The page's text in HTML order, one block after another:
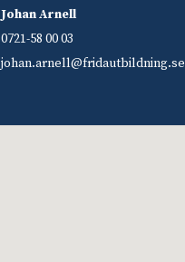
Johan Arnell
0721-58 00 03
johan.arnell@fridautbildning.se